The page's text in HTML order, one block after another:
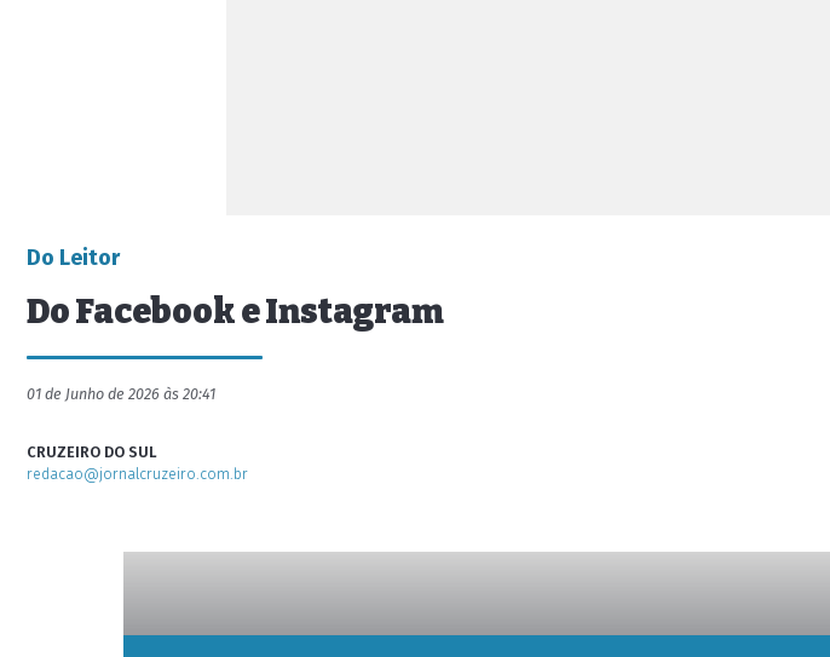
Do Leitor
Do Facebook e Instagram
01 de Junho de 2026 às 20:41
CRUZEIRO DO SUL
redacao@jornalcruzeiro.com.br